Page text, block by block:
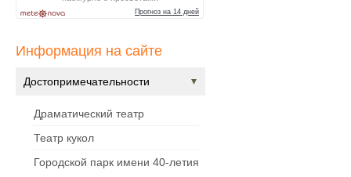
Информация на сайте
Достопримечательности
Драматический театр
Театр кукол
Городской парк имени 40-летия